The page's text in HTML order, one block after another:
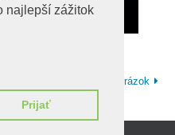
najlepší zážitok
Prijať
Ďalší obrázok